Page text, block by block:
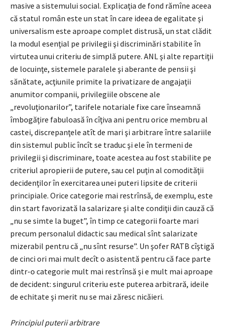
masive a sistemului social. Explicaţia de fond rămîne aceea
că statul român este un stat în care ideea de egalitate şi
universalism este aproape complet distrusă, un stat clădit
la modul esenţial pe privilegii şi discriminări stabilite în
virtutea unui criteriu de simplă putere. ANL şi alte repartiţii
de locuinţe, sistemele paralele şi aberante de pensii şi
sănătate, acţiunile primite la privatizare de angajaţii
anumitor companii, privilegiile obscene ale
„revoluţionarilor”, tarifele notariale fixe care înseamnă
îmbogăţire fabuloasă în cîţiva ani pentru orice membru al
castei, discrepanţele atît de mari şi arbitrare între salariile
din sistemul public încît se traduc şi ele în termeni de
privilegii şi discriminare, toate acestea au fost stabilite pe
criteriul apropierii de putere, sau cel puţin al comodităţii
decidenţilor în exercitarea unei puteri lipsite de criterii
principiale. Orice categorie mai restrînsă, de exemplu, este
din start favorizată la salarizare şi alte condiţii din cauză că
„nu se simte la buget”, în timp ce categorii foarte mari
precum personalul didactic sau medical sînt salarizate
mizerabil pentru că „nu sînt resurse”. Un şofer RATB cîştigă
de cinci ori mai mult decît o asistentă pentru că face parte
dintr-o categorie mult mai restrînsă şi e mult mai aproape
de decident: singurul criteriu este puterea arbitrară, ideile
de echitate şi merit nu se mai zăresc nicăieri.
Principiul puterii arbitrare